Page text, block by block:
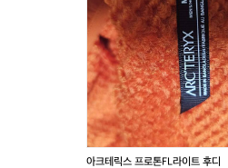
릭
스
프
로
톤
F
L
라
이
아크테릭스 프로톤FL라이트 후디